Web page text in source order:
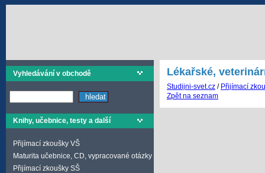
Vyhledávání v obchodě
Knihy, učebnice, testy a další
Přijímací zkoušky VŠ
Maturita učebnice, CD, vypracované otázky
Přijímací zkoušky SŠ
Lékařské,
Studijni-svet.cz / Přijímací
Zpět na seznam